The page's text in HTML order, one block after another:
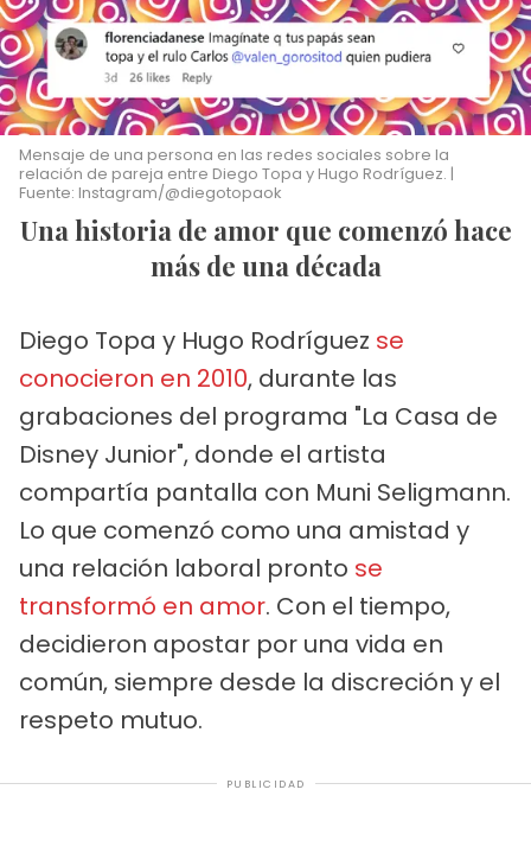
Mensaje de una persona en las redes sociales sobre la
relación de pareja entre Diego Topa y Hugo Rodríguez. |
Fuente: Instagram/@diegotopaok
Una historia de amor que comenzó hace
más de una década
Diego Topa y Hugo Rodríguez se
conocieron en 2010, durante las
grabaciones del programa "La Casa de
Disney Junior", donde el artista
compartía pantalla con Muni Seligmann.
Lo que comenzó como una amistad y
una relación laboral pronto se
transformó en amor. Con el tiempo,
decidieron apostar por una vida en
común, siempre desde la discreción y el
respeto mutuo.
PUBLICIDAD